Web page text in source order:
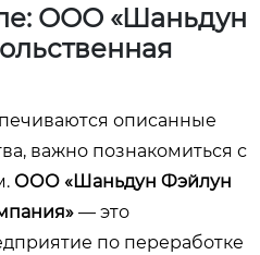
ООО «Шаньдун
описанные
важно познакомиться с
ООО «Шаньдун Фэйлун
— это
по переработке